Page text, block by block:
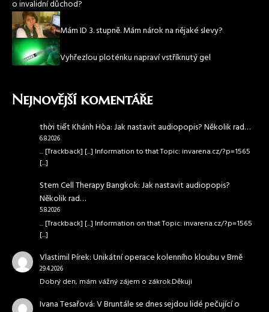
o invalidní důchod?
Mám ID 3. stupně. Mám nárok na nějaké slevy?
Vyhřezlou ploténku napraví vstříknutý gel
Nejnovější komentáře
thời tiết Khánh Hòa:Jak nastavit audiopopis? Několik rad…
6.8.2026
... [Trackback] [...] Information to that Topic: invarena.cz/?p=1565
[...]
Stem Cell Therapy Bangkok:Jak nastavit audiopopis?
Několik rad…
5.8.2026
... [Trackback] [...] Information on that Topic: invarena.cz/?p=1565
[...]
Vlastimil Pírek:Unikátní operace kolenního kloubu v Brně
29.4.2026
Dobrý den, mám vážný zájem o zákrok.Děkuji
Ivana Tesařová:V Bruntále se dnes sejdou lidé pečující o